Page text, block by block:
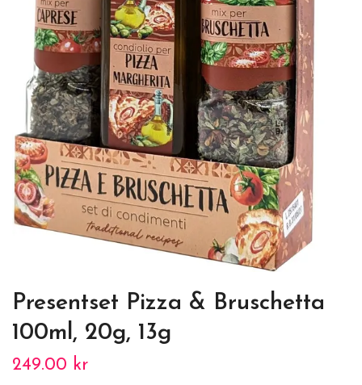
Presentset Pizza & Bruschetta
100ml, 20g, 13g
249.00 kr